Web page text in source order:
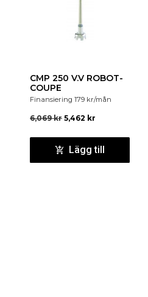
CMP 250 V.V ROBOT-
COUPE
Finansiering 179 kr/mån
6,069kr 5,462 kr
Lägg till